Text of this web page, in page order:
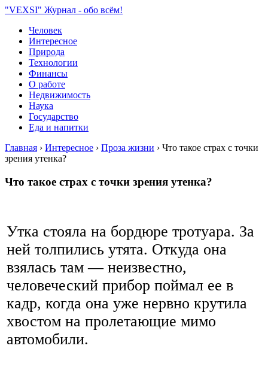
"VEXSI" Журнал - обо всём!
Человек
Интересное
Природа
Технологии
Финансы
О работе
Недвижимость
Наука
Государство
Еда и напитки
Главная › Интересное › Проза жизни › Что такое страх с точки
зрения утенка?
Что такое страх с точки зрения утенка?
Утка стояла на бордюре тротуара. За
ней толпились утята. Откуда она
взялась там — неизвестно,
человеческий прибор поймал ее в
кадр, когда она уже нервно крутила
хвостом на пролетающие мимо
автомобили.